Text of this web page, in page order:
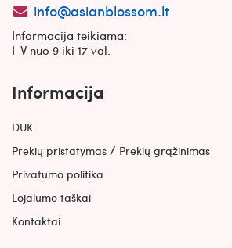
info@asianblossom.lt
Informacija teikiama:
I-V nuo 9 iki 17 val.
Informacija
DUK
Prekių pristatymas / Prekių grąžinimas
Privatumo politika
Lojalumo taškai
Kontaktai